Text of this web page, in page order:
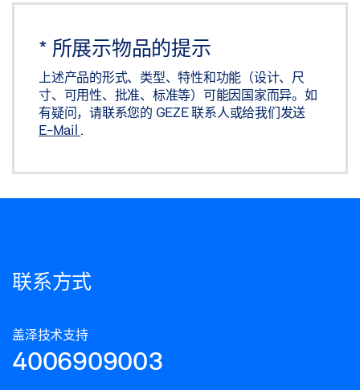
* 所展示物品的提示
上述产品的形式、类型、特性和功能（设计、尺
寸、可用性、批准、标准等）可能因国家而异。如
有疑问，请联系您的 GEZE 联系人或给我们发送
E-Mail .
联系方式
盖泽技术支持
4006909003